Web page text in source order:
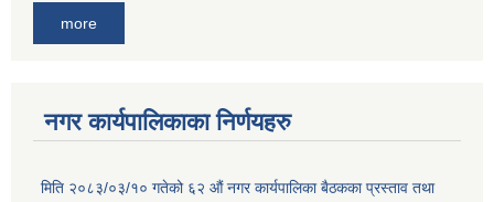
more
नगर कार्यपालिकाका निर्णयहरु
मिति २०८३/०३/१० गतेको ६२ औं नगर कार्यपालिका बैठकका प्रस्ताव तथा